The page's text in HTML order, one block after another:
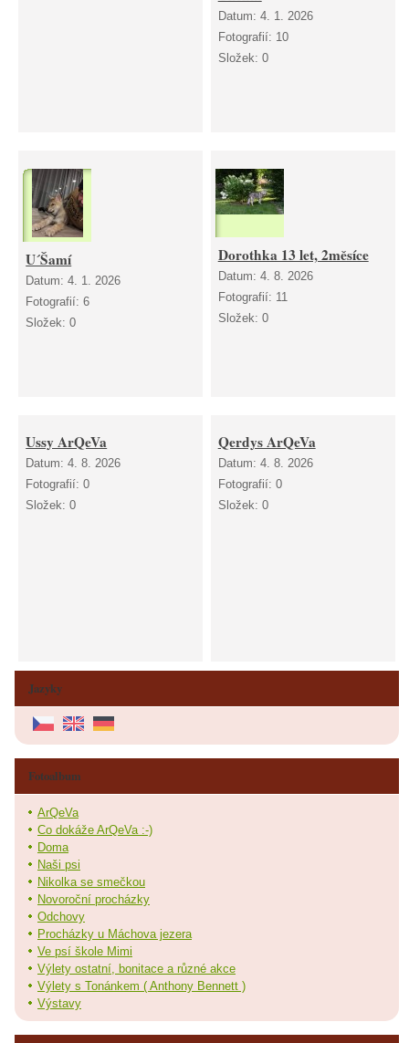
Datum: 4. 1. 2026
Fotografií: 10
Složek: 0
U´Šamí
Datum:4. 1. 2026
Fotografií:6
Složek:0
Dorothka 13 let, 2měsíce
Datum: 4. 8. 2026
Fotografií: 11
Složek: 0
Ussy ArQeVa
Datum:4. 8. 2026
Fotografií:0
Složek:0
Qerdys ArQeVa
Datum: 4. 8. 2026
Fotografií: 0
Složek: 0
Jazyky
Fotoalbum
ArQeVa
Co dokáže ArQeVa :-)
Doma
Naši psi
Nikolka se smečkou
Novoroční procházky
Odchovy
Procházky u Máchova jezera
Ve psí škole Mimi
Výlety ostatní, bonitace a různé akce
Výlety s Tonánkem ( Anthony Bennett )
Výstavy